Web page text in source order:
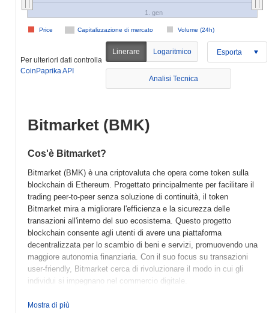
Capitalizzazione di mercato Volume (24h)
Price
1. gen
Per ulteriori dati controlla
CoinPaprika API
Linerare Logaritmico Esporta
Analisi Tecnica
Bitmarket (BMK)
Cos'è Bitmarket?
Bitmarket (BMK) è una criptovaluta che opera come token sulla
blockchain di Ethereum. Progettato principalmente per facilitare il
trading peer-to-peer senza soluzione di continuità, il token
Bitmarket mira a migliorare l'efficienza e la sicurezza delle
transazioni all'interno del suo ecosistema. Questo progetto
blockchain consente agli utenti di avere una piattaforma
decentralizzata per lo scambio di beni e servizi, promuovendo una
maggiore autonomia finanziaria. Con il suo focus su transazioni
user-friendly, Bitmarket cerca di rivoluzionare il modo in cui gli
individui si impegnano nel commercio digitale.
Quando e come è iniziato Bitmarket?
Mostra di più